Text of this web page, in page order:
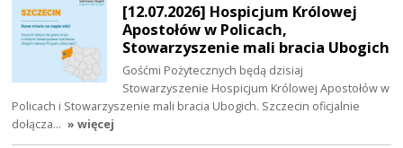
[12.07.2026] Hospicjum Królowej
Apostołów w Policach,
Stowarzyszenie mali bracia Ubogich
Gośćmi Pożytecznych będą dzisiaj
Stowarzyszenie Hospicjum Królowej Apostołów w
Policach i Stowarzyszenie mali bracia Ubogich. Szczecin oficjalnie
dołącza… » więcej